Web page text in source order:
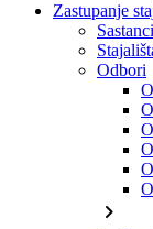
Zastupanje
Odbori
chevron_right